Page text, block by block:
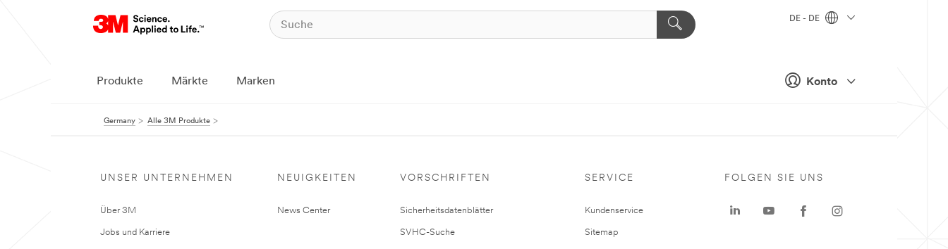
Konto
DE - DE
Produkte Märkte Marken
Germany Alle 3M Produkte
UNSER UNTERNEHMEN
Über 3M
Jobs und Karriere
NEUIGKEITEN
News Center
VORSCHRIFTEN
Sicherheitsdatenblätter
SVHC-Suche
SERVICE
Kundenservice
Sitemap
FOLGEN SIE UNS